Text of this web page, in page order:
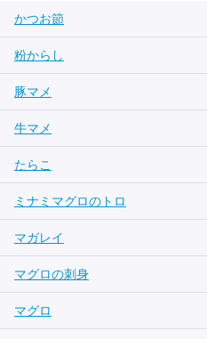
かつお節
粉からし
豚マメ
牛マメ
たらこ
ミナミマグロのトロ
マガレイ
マグロの刺身
マグロ